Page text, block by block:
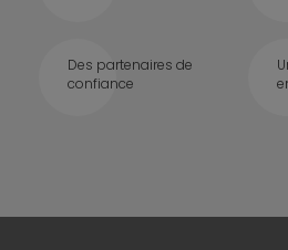
Des partenaires de
confiance